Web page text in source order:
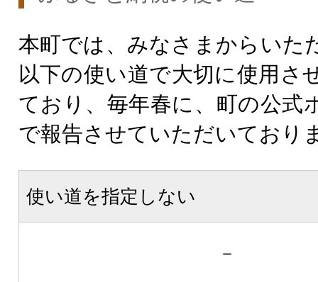
本町では、みなさまからいた
以下の使い道で大切に使用さ
ており、毎年春に、町の公式
で報告させていただいており
使い道を指定しない
－